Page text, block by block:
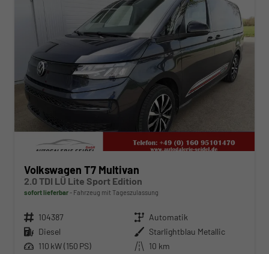
Volkswagen T7 Multivan
2.0 TDI LÜ Lite Sport Edition
sofort lieferbar Fahrzeug mit Tageszulassung
Fahrzeugnr. 104387 Getriebe Automatik
Kraftstoff Diesel Außenfarbe Starlightblau Metallic
Leistung 110 kW (150 PS) Kilometerstand 10 km